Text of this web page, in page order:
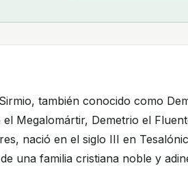
también conocido como
el Megalomártir, Demetrio el
nació en el siglo III en
una familia cristiana noble y